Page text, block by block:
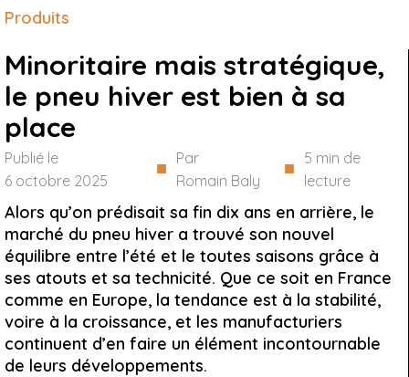
Produits
Minoritaire mais stratégique,
le pneu hiver est bien à sa
place
Publié le
6 octobre 2025
■ Par
Romain Baly
■ 5 min de
lecture
Alors qu’on prédisait sa fin dix ans en arrière, le
marché du pneu hiver a trouvé son nouvel
équilibre entre l’été et le toutes saisons grâce à
ses atouts et sa technicité. Que ce soit en France
comme en Europe, la tendance est à la stabilité,
voire à la croissance, et les manufacturiers
continuent d’en faire un élément incontournable
de leurs développements.